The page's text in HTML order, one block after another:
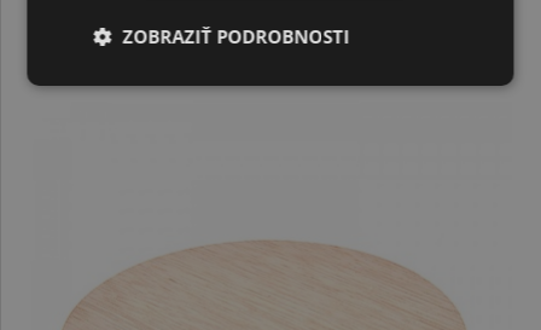
ZOBRAZIŤ PODROBNOSTI